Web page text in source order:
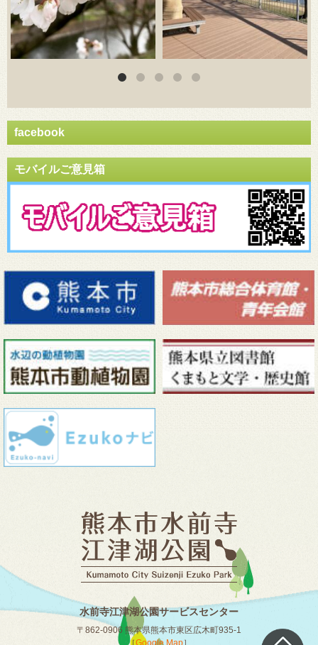
facebook
モバイルご意見箱
水前寺江津湖公園サービスセンター
〒862-0906 熊本県熊本市東区広木町935-1
［Google Map］